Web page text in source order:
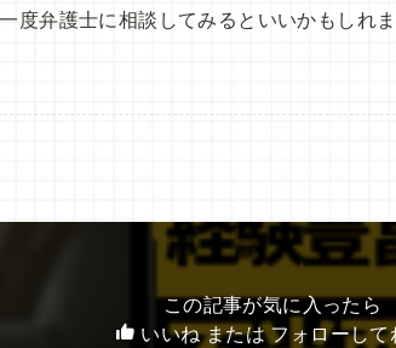
度弁護士に相談してみるといいかもしれま
この記事が気に入ったら
いいね または フォローして